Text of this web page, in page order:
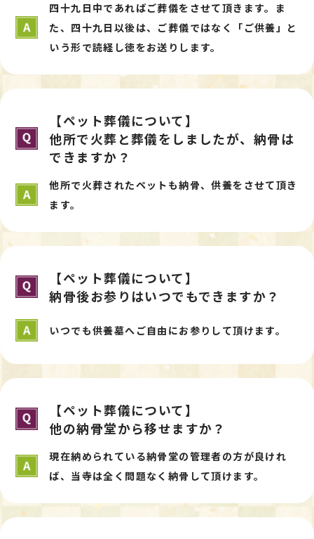
四十九日中であればご葬儀をさせて頂きます。ま
た、四十九日以後は、ご葬儀ではなく「ご供養」と
いう形で読経し徳をお送りします。
【ペット葬儀について】
他所で火葬と葬儀をしましたが、納骨は
できますか？
他所で火葬されたペットも納骨、供養をさせて頂き
ます。
【ペット葬儀について】
納骨後お参りはいつでもできますか？
いつでも供養墓へご自由にお参りして頂けます。
【ペット葬儀について】
他の納骨堂から移せますか？
現在納められている納骨堂の管理者の方が良けれ
ば、当寺は全く問題なく納骨して頂けます。